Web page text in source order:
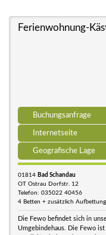
Ferienwohnung-
Buchungsanfrage
Internetseite
Geografische Lage
01814 Bad Schandau
OT Ostrau Dorfstr. 12
Telefon: 035022 40456
4 Betten + zusätzlich Aufbettung
Die Fewo befindet sich in
Umgebindehaus. Die Fewo